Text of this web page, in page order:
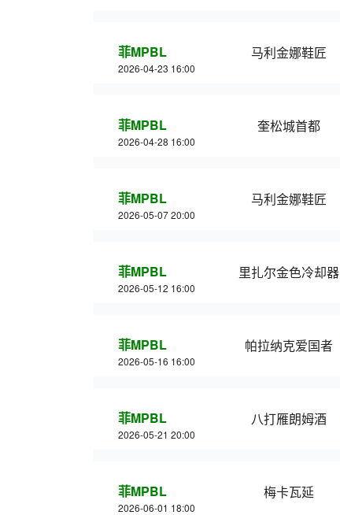
菲MPBL
2026-04-23 16:00
马利金娜鞋匠
菲MPBL
2026-04-28 16:00
奎松城首都
菲MPBL
2026-05-07 20:00
马利金娜鞋匠
菲MPBL
2026-05-12 16:00
里扎尔金色冷却器
菲MPBL
2026-05-16 16:00
帕拉纳克爱国者
菲MPBL
2026-05-21 20:00
八打雁朗姆酒
菲MPBL
2026-06-01 18:00
梅卡瓦延